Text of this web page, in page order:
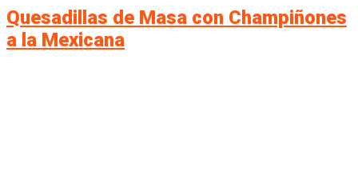
Quesadillas de Masa con Champiñones
a la Mexicana